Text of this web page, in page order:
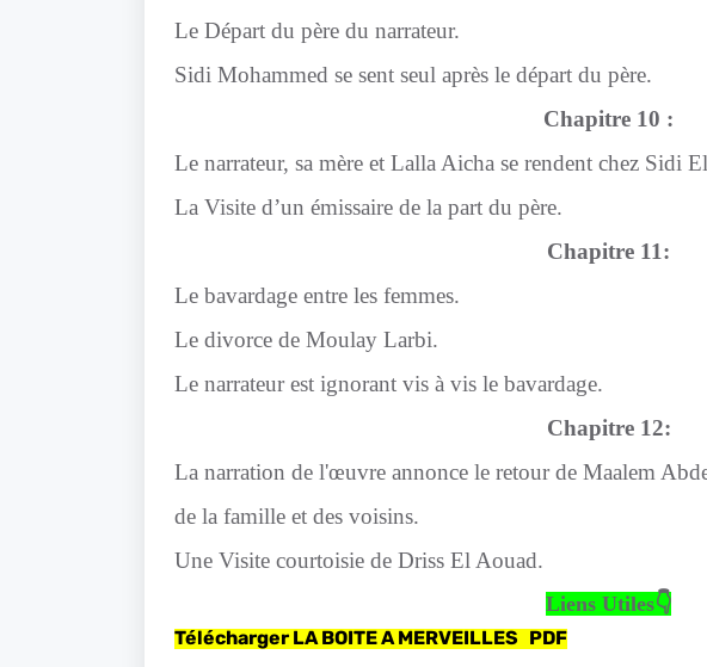
Le Départ du père du narrateur.
Sidi Mohammed se sent seul après le départ du père.
Chapitre 10 :
Le narrateur, sa mère et Lalla Aicha se rendent chez Sidi
La Visite d’un émissaire de la part du père.
Chapitre 11:
Le bavardage entre les femmes.
Le divorce de Moulay Larbi.
Le narrateur est ignorant vis à vis le bavardage.
Chapitre 12:
La narration de l'œuvre annonce le retour de Maalem
de la famille et des voisins.
Une Visite courtoisie de Driss El Aouad.
Liens Utiles👇
Télécharger LA BOITE A MERVEILLES PDF